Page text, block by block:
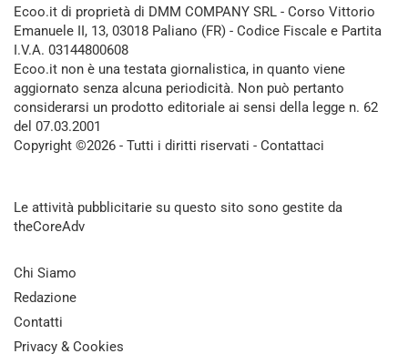
Ecoo.it di proprietà di DMM COMPANY SRL - Corso Vittorio
Emanuele II, 13, 03018 Paliano (FR) - Codice Fiscale e Partita
I.V.A. 03144800608
Ecoo.it non è una testata giornalistica, in quanto viene
aggiornato senza alcuna periodicità. Non può pertanto
considerarsi un prodotto editoriale ai sensi della legge n. 62
del 07.03.2001
Copyright ©2026 - Tutti i diritti riservati - Contattaci
Le attività pubblicitarie su questo sito sono gestite da
theCoreAdv
Chi Siamo
Redazione
Contatti
Privacy & Cookies